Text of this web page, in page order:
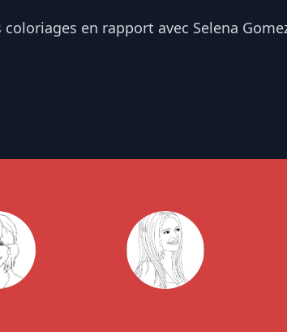
en rapport avec Selena